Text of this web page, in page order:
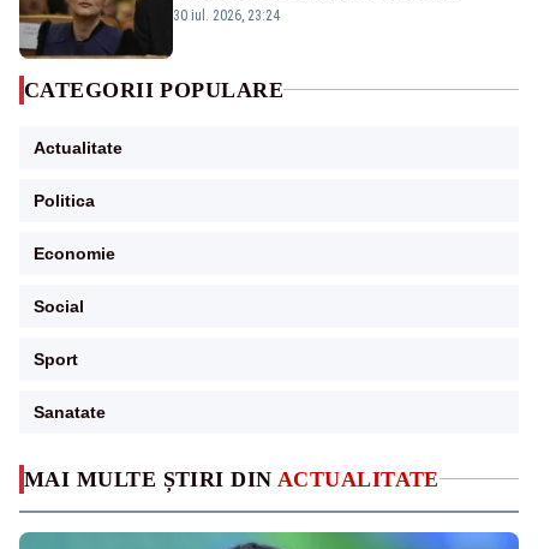
MAI MULTE ȘTIRI DIN ACTUALITATE
guvernează extraordinar de prost”
30 iul. 2026, 23:24
CATEGORII POPULARE
Actualitate
Politica
Economie
Social
Sport
Sanatate